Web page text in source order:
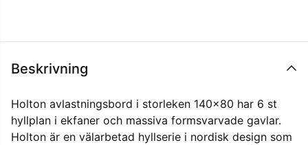
Beskrivning
Holton avlastningsbord i storleken 140x80 har 6 st
hyllplan i ekfaner och massiva formsvarvade gavlar.
Holton är en välarbetad hyllserie i nordisk design som